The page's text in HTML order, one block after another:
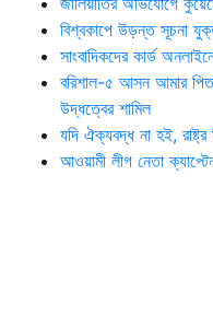
বিশ্বকাপে উড়ন্ত সূচনা
সাংবাদিকদের কার্ড
বরিশাল-৫ আসন আমার
উদ্ধত্বের শামিল
যদি ঐক্যবদ্ধ না হই, রাষ্ট্র
আওয়ামী লীগ নেতা